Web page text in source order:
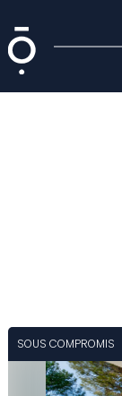
SOUS COMPROMIS